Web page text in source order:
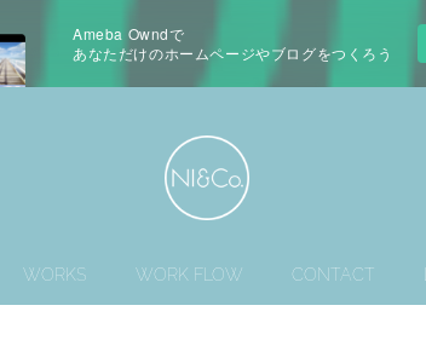
Ameba Owndで
あなただけのホームページやブログをつくろう
WORKS WORK FLOW CONTACT